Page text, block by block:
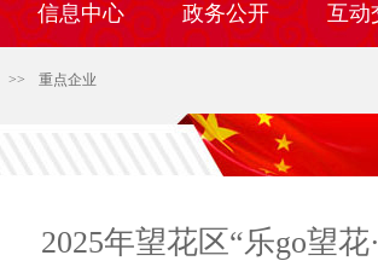
信息中心 政务公开 互动
>> 重点企业
2025年望花区“乐go望